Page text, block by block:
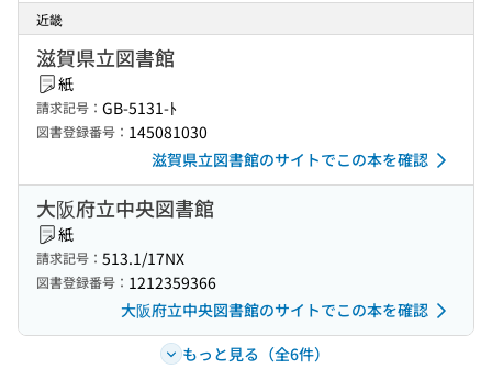
近畿
滋賀県立図書館
紙
請求記号： GB-5131-ﾄ
図書登録番号： 145081030
滋賀県立図書館のサイトでこの本を確認
大阪府立中央図書館
紙
請求記号： 513.1/17NX
図書登録番号： 1212359366
大阪府立中央図書館のサイトでこの本を確認
もっと見る（全6件）